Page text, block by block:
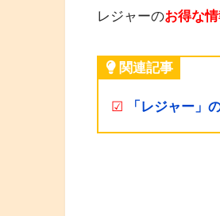
レジャーのお得な
関連記事
☑ 「レジャー」